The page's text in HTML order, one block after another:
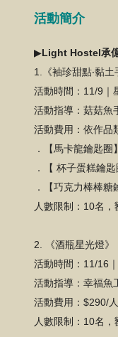
活動簡介
▶Light Hostel承
1.《袖珍甜點‧黏土
活動時間：11/9｜
活動指導：菇菇魚
活動費用：依作品
．【馬卡龍鑰匙圈
．【 杯子蛋糕鑰
．【巧克力棒棒
人數限制：10名，
2. 《酒瓶星光燈》
活動時間：11/16
活動指導：幸福魚
活動費用：$290/人
人數限制：10名，